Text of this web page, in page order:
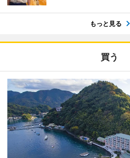
もっと見る
買う